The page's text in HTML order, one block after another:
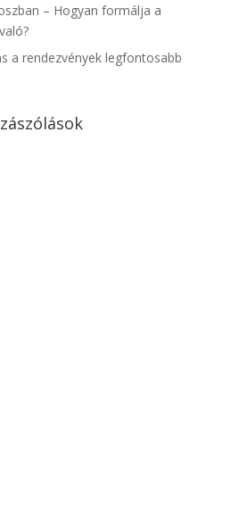
– Hogyan formálja a
a rendezvények legfontosabb